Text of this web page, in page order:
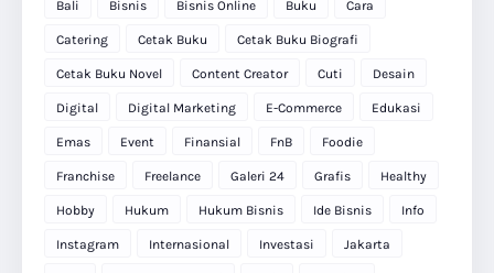
Bali Bisnis Bisnis Online Buku Cara
Catering Cetak Buku Cetak Buku Biografi
Cetak Buku Novel Content Creator Cuti Desain
Digital Digital Marketing E-Commerce Edukasi
Emas Event Finansial FnB Foodie
Franchise Freelance Galeri 24 Grafis Healthy
Hobby Hukum Hukum Bisnis Ide Bisnis Info
Instagram Internasional Investasi Jakarta